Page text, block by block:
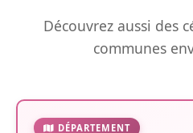
Découvrez aussi des
communes
DÉPARTEMENT